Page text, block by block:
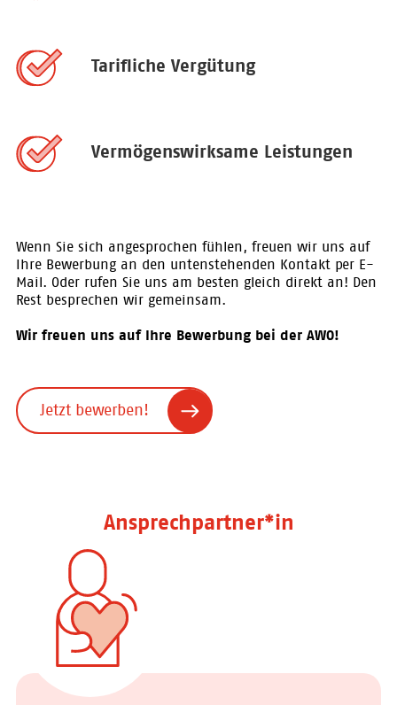
Tarifliche Vergütung
Vermögenswirksame Leistungen
Wenn Sie sich angesprochen fühlen, freuen wir uns auf
Ihre Bewerbung an den untenstehenden Kontakt per E-
Mail. Oder rufen Sie uns am besten gleich direkt an! Den
Rest besprechen wir gemeinsam.
Wir freuen uns auf Ihre Bewerbung bei der AWO!
Jetzt bewerben!
Ansprechpartner*in